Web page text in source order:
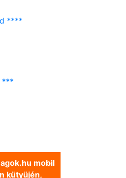
****
***
mobil
kütyüjén,